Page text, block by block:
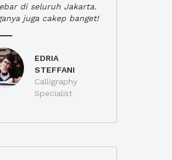
di seluruh Jakarta.
juga cakep banget!
EDRIA
STEFFANI
Calligraphy
Specialist